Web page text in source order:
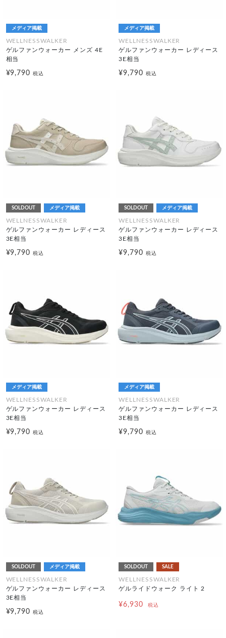
メディア掲載
WELLNESSWALKER
ゲルファンウォーカー メンズ 4E
相当
¥9,790税込
メディア掲載
WELLNESSWALKER
ゲルファンウォーカー レディース
3E相当
¥9,790 税込
SOLDOUT メディア掲載
WELLNESSWALKER
ゲルファンウォーカー レディース
3E相当
¥9,790税込
SOLDOUT メディア掲載
WELLNESSWALKER
ゲルファンウォーカー レディース
3E相当
¥9,790 税込
メディア掲載
WELLNESSWALKER
ゲルファンウォーカー レディース
3E相当
¥9,790税込
メディア掲載
WELLNESSWALKER
ゲルファンウォーカー レディース
3E相当
¥9,790 税込
SOLDOUT メディア掲載
WELLNESSWALKER
ゲルファンウォーカー レディース
3E相当
¥9,790税込
SOLDOUT SALE
WELLNESSWALKER
ゲルライドウォーク ライト 2
¥6,930 税込